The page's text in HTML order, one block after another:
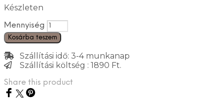
Készleten
Mennyiség
Kosárba teszem
Szállítási idő: 3-4 munkanap
Szállítási költség : 1890 Ft.
Share this product